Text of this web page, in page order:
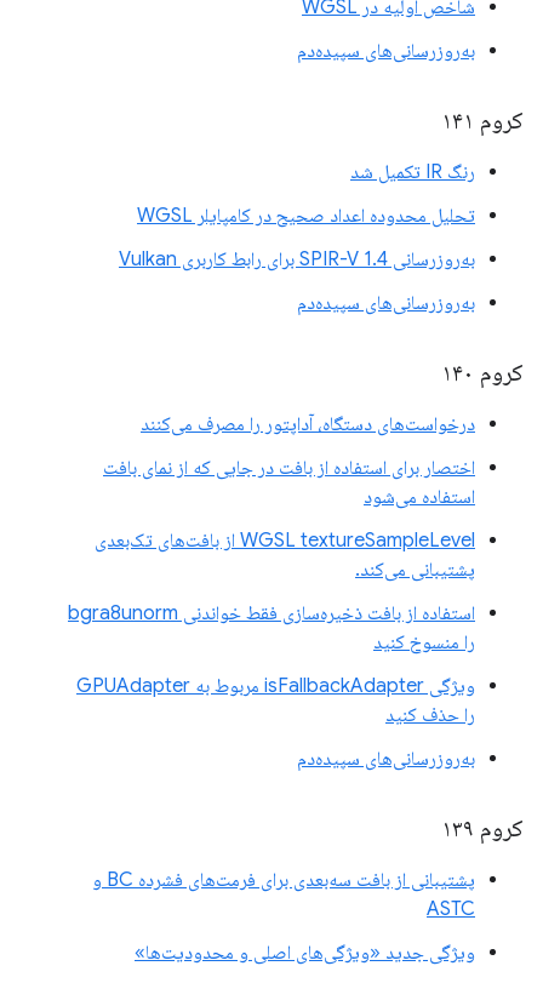
شاخص اولیه در WGSL
به‌روزرسانی‌های سپیده‌دم
کروم ۱۴۱
رنگ IR تکمیل شد
تحلیل محدوده اعداد صحیح در کامپایلر WGSL
به‌روزرسانی SPIR-V 1.4 برای رابط کاربری Vulkan
به‌روزرسانی‌های سپیده‌دم
کروم ۱۴۰
درخواست‌های دستگاه، آداپتور را مصرف می‌کنند
اختصار برای استفاده از بافت در جایی که از نمای بافت
استفاده می‌شود
WGSL textureSampleLevel از بافت‌های تک‌بعدی
پشتیبانی می‌کند.
استفاده از بافت ذخیره‌سازی فقط خواندنی bgra8unorm
را منسوخ کنید
ویژگی isFallbackAdapter مربوط به GPUAdapter
را حذف کنید
به‌روزرسانی‌های سپیده‌دم
کروم ۱۳۹
پشتیبانی از بافت سه‌بعدی برای فرمت‌های فشرده BC و
ASTC
ویژگی جدید «ویژگی‌های اصلی و محدودیت‌ها»